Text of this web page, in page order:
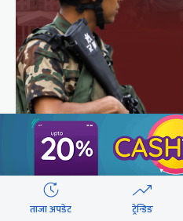
सेनाको नाइटभिजन
जनताको ज्यान बचाउन उड्दैन
ताजा अपडेट ट्रेन्डिङ